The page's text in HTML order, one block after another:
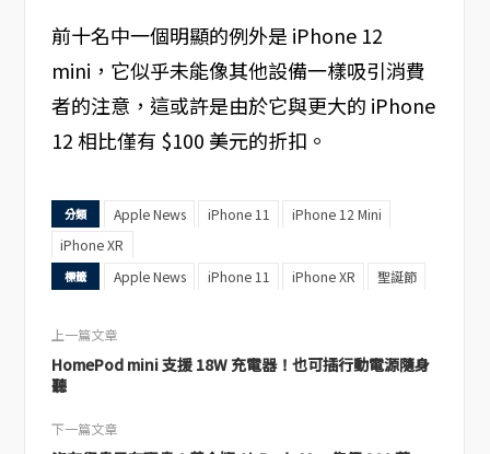
前十名中一個明顯的例外是 iPhone 12
mini，它似乎未能像其他設備一樣吸引消費
者的注意，這或許是由於它與更大的 iPhone
12 相比僅有 $100 美元的折扣。
分類 Apple News iPhone 11
iPhone 12 Mini
iPhone XR
標籤 Apple News iPhone 11 iPhone XR 聖誕節
上一篇文章
HomePod mini 支援 18W 充電器！也可插行動電源隨身
聽
下一篇文章